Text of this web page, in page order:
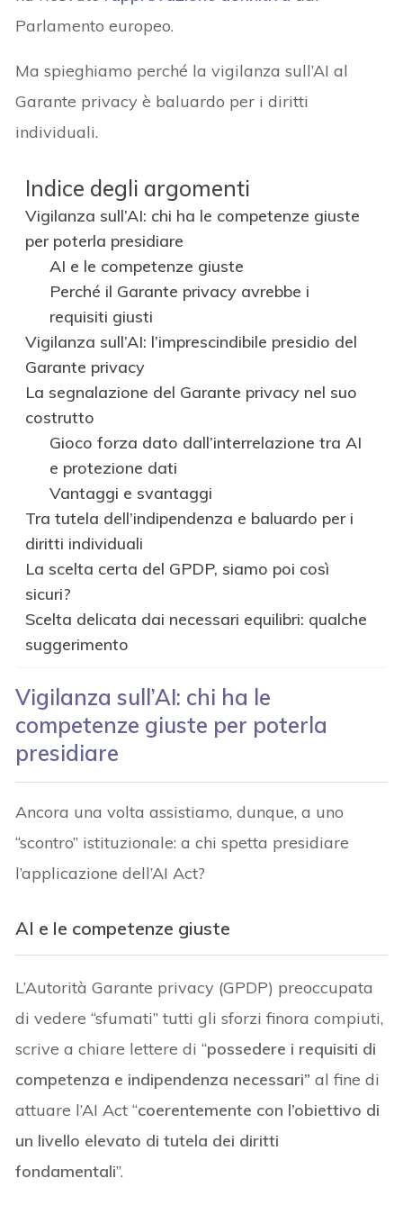
Parlamento europeo.
Ma spieghiamo perché la vigilanza sull’AI al
Garante privacy è baluardo per i diritti
individuali.
Indice degli argomenti
Vigilanza sull’AI: chi ha le competenze giuste
per poterla presidiare
AI e le competenze giuste
Perché il Garante privacy avrebbe i
requisiti giusti
Vigilanza sull’AI: l’imprescindibile presidio del
Garante privacy
La segnalazione del Garante privacy nel suo
costrutto
Gioco forza dato dall’interrelazione tra AI
e protezione dati
Vantaggi e svantaggi
Tra tutela dell’indipendenza e baluardo per i
diritti individuali
La scelta certa del GPDP, siamo poi così
sicuri?
Scelta delicata dai necessari equilibri: qualche
suggerimento
Vigilanza sull’AI: chi ha le
competenze giuste per poterla
presidiare
Ancora una volta assistiamo, dunque, a uno
“scontro” istituzionale: a chi spetta presidiare
l’applicazione dell’AI Act?
AI e le competenze giuste
L’Autorità Garante privacy (GPDP) preoccupata
di vedere “sfumati” tutti gli sforzi finora compiuti,
scrive a chiare lettere di “possedere i requisiti di
competenza e indipendenza necessari”al fine di
attuare l’AI Act “coerentemente con l’obiettivo di
un livello elevato di tutela dei diritti
fondamentali”.